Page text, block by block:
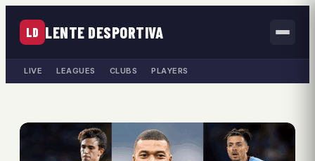
LD LENTE DESPORTIVA
LIVE LEAGUES CLUBS PLAYERS